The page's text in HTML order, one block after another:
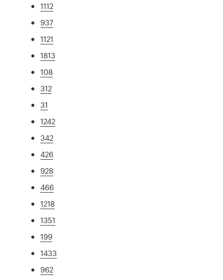
1112
937
1121
1813
108
312
31
1242
342
426
928
466
1218
1351
199
1433
962